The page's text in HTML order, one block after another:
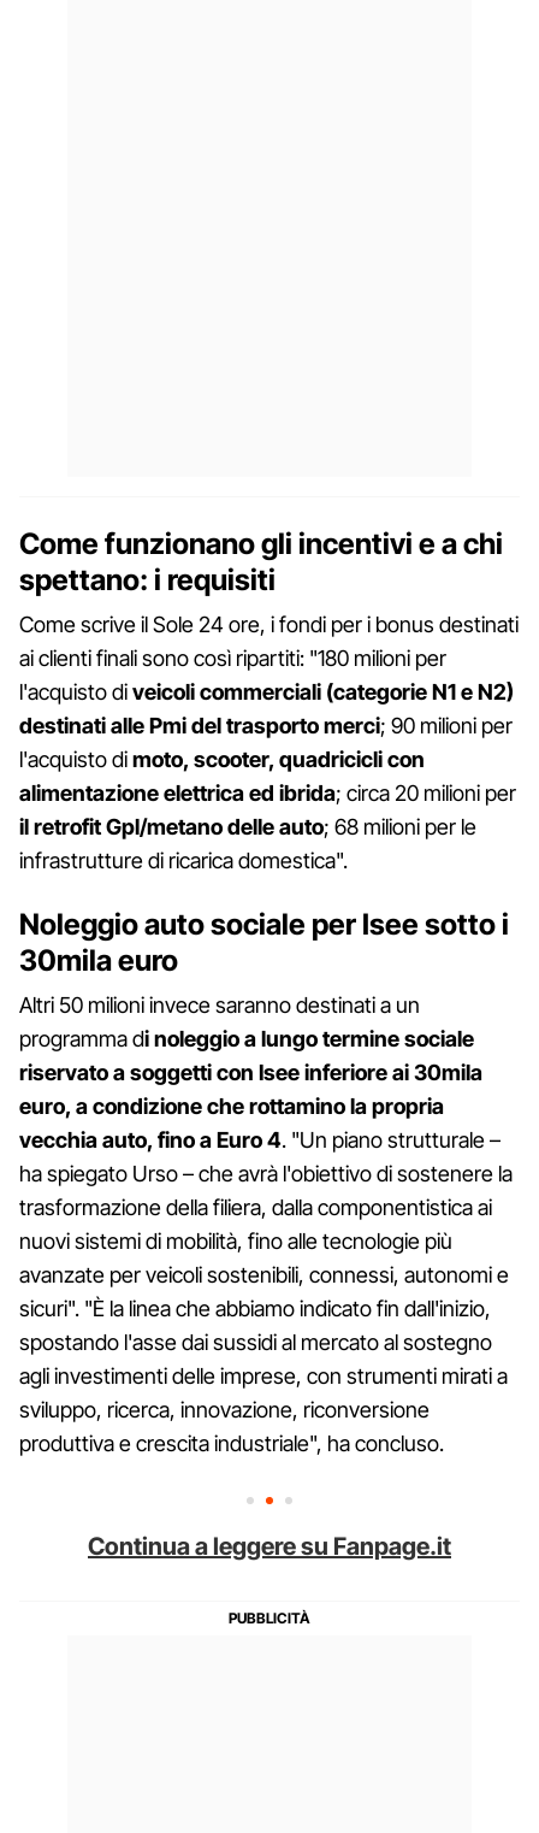
Come funzionano gli incentivi e a chi
spettano: i requisiti
Come scrive il Sole 24 ore, i fondi per i bonus destinati
ai clienti finali sono così ripartiti: "180 milioni per
l'acquisto diveicoli commerciali (categorie N1 e N2)
destinati alle Pmi del trasporto merci; 90 milioni per
l'acquisto dimoto, scooter, quadricicli con
alimentazione elettrica ed ibrida; circa 20 milioni per
il retrofit Gpl/metano delle auto; 68 milioni per le
infrastrutture di ricarica domestica".
Noleggio auto sociale per Isee sotto i
30mila euro
Altri 50 milioni invece saranno destinati a un
programma di noleggio a lungo termine sociale
riservato a soggetti con Isee inferiore ai 30mila
euro, a condizione che rottamino la propria
vecchia auto, fino a Euro 4. "Un piano strutturale –
ha spiegato Urso – che avrà l'obiettivo di sostenere la
trasformazione della filiera, dalla componentistica ai
nuovi sistemi di mobilità, fino alle tecnologie più
avanzate per veicoli sostenibili, connessi, autonomi e
sicuri". "È la linea che abbiamo indicato fin dall'inizio,
spostando l'asse dai sussidi al mercato al sostegno
agli investimenti delle imprese, con strumenti mirati a
sviluppo, ricerca, innovazione, riconversione
produttiva e crescita industriale", ha concluso.
Continua a leggere su Fanpage.it